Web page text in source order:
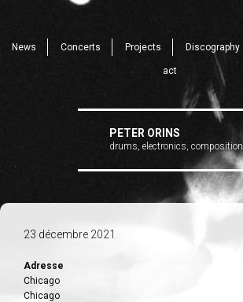
News Concerts Projects Discography
act
PETER ORINS
drums, electronics, composition
23 décembre 2021
Adresse
Chicago
Chicago